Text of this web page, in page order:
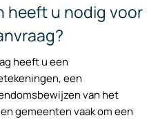
heeft u nodig voor
heeft u een
een
van het
gemeenten vaak om een